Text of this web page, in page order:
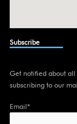
Subscribe
Get notified about all
subscribing to our
Email*